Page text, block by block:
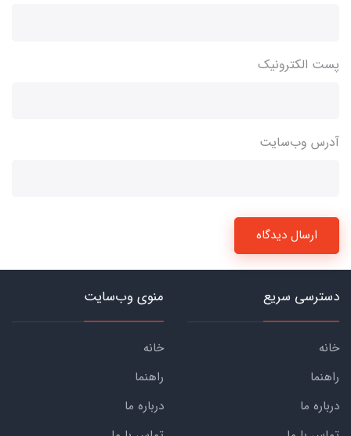
پست الکترونیک
آدرس وب‌سایت
ارسال دیدگاه
دسترسی سریع
خانه
راهنما
درباره ما
منوی وب‌سایت
خانه
راهنما
درباره ما